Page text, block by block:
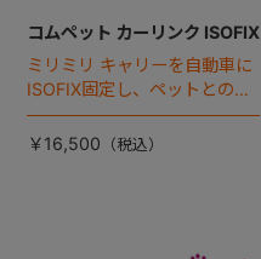
コムペット カーリンク ISOFIX
ミリミリ キャリーを自動車に
ISOFIX固定し、ペットとの車
移動をカンタン・快適に！
￥16,500